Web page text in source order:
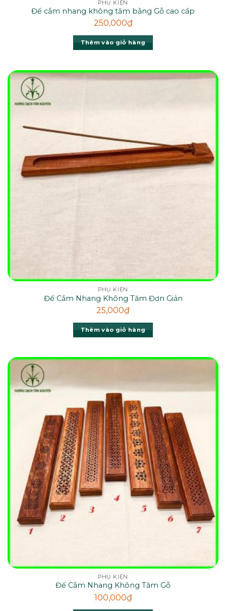
PHỤ KIỆN
Đế cắm nhang không tăm bằng Gỗ cao cấp
250,000₫
Thêm vào giỏ hàng
PHỤ KIỆN
Đế Cắm Nhang Không Tăm Đơn Giản
25,000₫
Thêm vào giỏ hàng
PHỤ KIỆN
Đế Cắm Nhang Không Tăm Gỗ
100,000₫